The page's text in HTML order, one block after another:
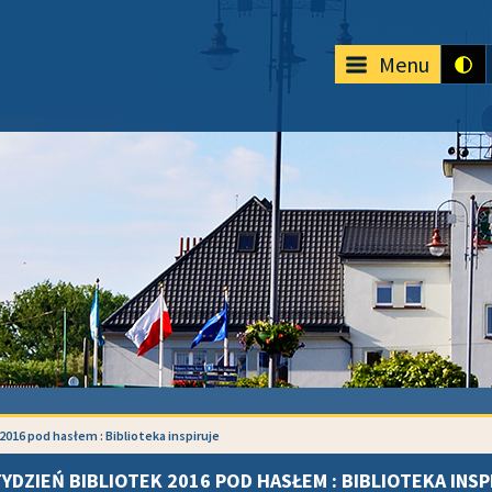
Menu
2016 pod hasłem : Biblioteka inspiruje
BIBLIOTEK 2016 POD HASŁEM : BIBLIOTEKA